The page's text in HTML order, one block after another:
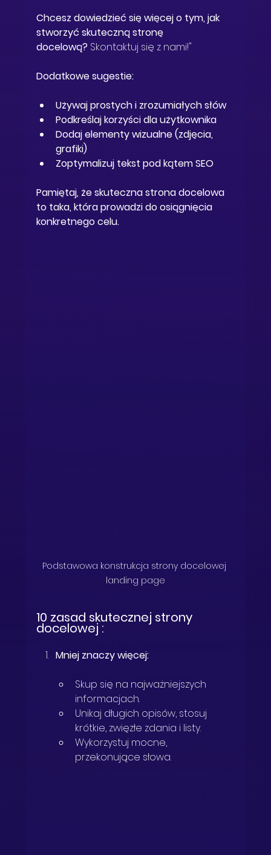
Chcesz dowiedzieć się więcej o tym, jak
stworzyć skuteczną stronę
docelową? Skontaktuj się z nami!"
Dodatkowe sugestie:
Używaj prostych i zrozumiałych słów
Podkreślaj korzyści dla użytkownika
Dodaj elementy wizualne (zdjęcia,
grafiki)
Zoptymalizuj tekst pod kątem SEO
Pamiętaj, że skuteczna strona docelowa
to taka, która prowadzi do osiągnięcia
konkretnego celu.
Podstawowa konstrukcja strony docelowej
landing page
10 zasad skutecznej strony
docelowej :
Mniej znaczy więcej:
Skup się na najważniejszych
informacjach.
Unikaj długich opisów, stosuj
krótkie, zwięzłe zdania i listy.
Wykorzystuj mocne,
przekonujące słowa.